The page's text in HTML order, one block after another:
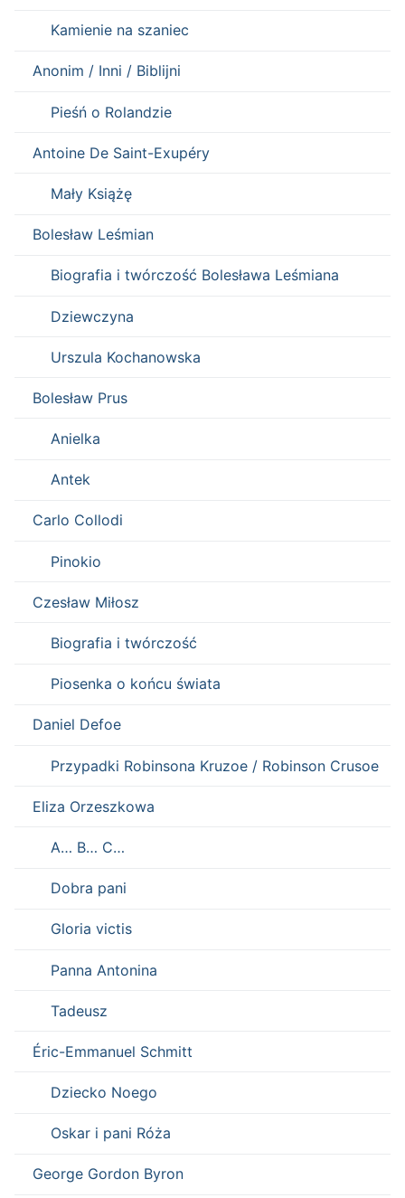
Kamienie na szaniec
Anonim / Inni / Biblijni
Pieśń o Rolandzie
Antoine De Saint-Exupéry
Mały Książę
Bolesław Leśmian
Biografia i twórczość Bolesława Leśmiana
Dziewczyna
Urszula Kochanowska
Bolesław Prus
Anielka
Antek
Carlo Collodi
Pinokio
Czesław Miłosz
Biografia i twórczość
Piosenka o końcu świata
Daniel Defoe
Przypadki Robinsona Kruzoe / Robinson Crusoe
Eliza Orzeszkowa
A… B… C…
Dobra pani
Gloria victis
Panna Antonina
Tadeusz
Éric-Emmanuel Schmitt
Dziecko Noego
Oskar i pani Róża
George Gordon Byron